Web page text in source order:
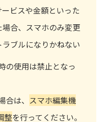
ビスや金額といった
合、スマホのみ変更
ブルになりかねない
の使用は禁止となっ
は、 スマホ編集機
整を行ってください。